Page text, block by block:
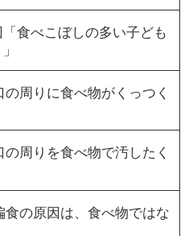
食べこぼしの多い子ども
周りに食べ物がくっつく
周りを食べ物で汚したく
の原因は、食べ物ではな